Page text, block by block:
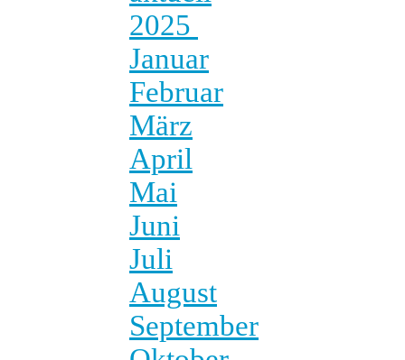
2025
Januar
Februar
März
April
Mai
Juni
Juli
August
September